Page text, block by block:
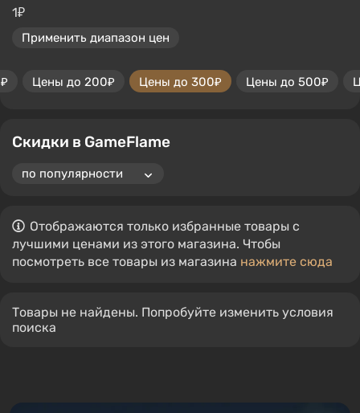
1₽
Применить диапазон цен
Цены до 200₽ Цены до 300₽ Цены до 500₽
Скидки в GameFlame
Отображаются только избранные товары с
лучшими ценами из этого магазина. Чтобы
посмотреть все товары из магазина нажмите сюда
Товары не найдены. Попробуйте изменить условия
поиска